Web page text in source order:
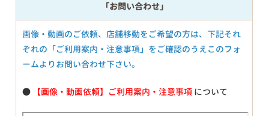
「お問い合わせ」
画像・動画のご依頼、店舗移動をご希望の方は、下記それ
ぞれの「ご利用案内・注意事項」をご確認のうえこのフォ
ームよりお問い合わせ下さい。
● 【画像・動画依頼】ご利用案内・注意事項 について